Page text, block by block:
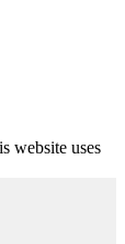
website uses